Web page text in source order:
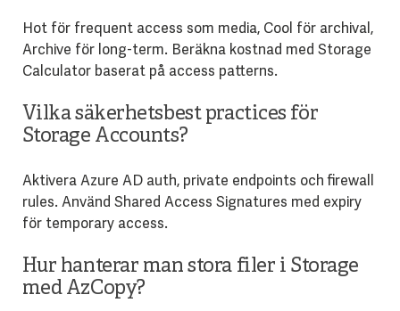
Hot för frequent access som media, Cool för archival,
Archive för long-term. Beräkna kostnad med Storage
Calculator baserat på access patterns.
Vilka säkerhetsbest practices för
Storage Accounts?
Aktivera Azure AD auth, private endpoints och firewall
rules. Använd Shared Access Signatures med expiry
för temporary access.
Hur hanterar man stora filer i Storage
med AzCopy?